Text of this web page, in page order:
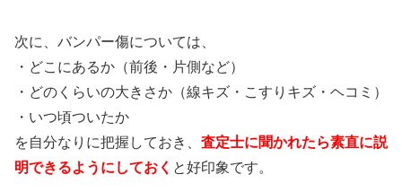
次に、バンパー傷については、
・どこにあるか（前後・片側など）
・どのくらいの大きさか（線キズ・こすりキズ・ヘコミ）
・いつ頃ついたか
を自分なりに把握しておき、 査定士に聞かれたら素直に説
明できるようにしておく と好印象です。